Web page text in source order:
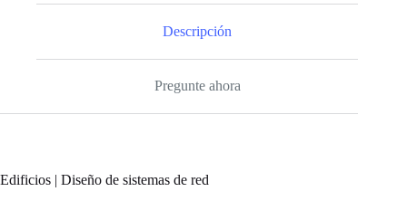
pp
ha
t
Descripción
Pregunte ahora
Edificios | Diseño de sistemas de red